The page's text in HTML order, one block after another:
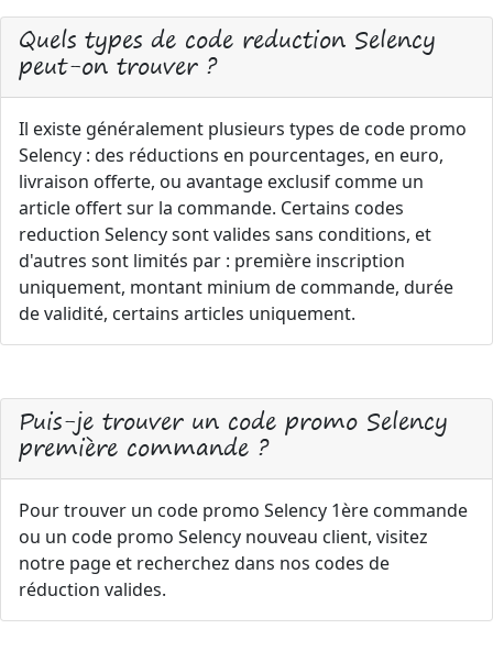
Quels types de code reduction Selency
peut-on trouver ?
Il existe généralement plusieurs types de code promo
Selency : des réductions en pourcentages, en euro,
livraison offerte, ou avantage exclusif comme un
article offert sur la commande. Certains codes
reduction Selency sont valides sans conditions, et
d'autres sont limités par : première inscription
uniquement, montant minium de commande, durée
de validité, certains articles uniquement.
Puis-je trouver un code promo Selency
première commande ?
Pour trouver un code promo Selency 1ère commande
ou un code promo Selency nouveau client, visitez
notre page et recherchez dans nos codes de
réduction valides.